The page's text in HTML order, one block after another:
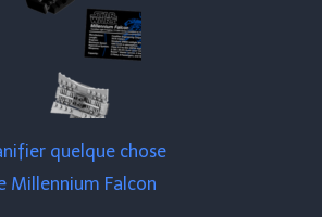
quelque chose
Millennium Falcon